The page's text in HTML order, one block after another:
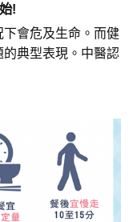
!
會危及生命。而健
典型表現。中醫認